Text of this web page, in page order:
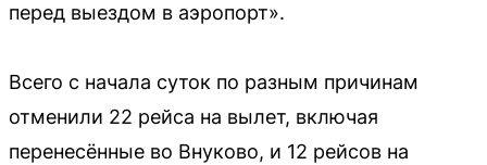
перед выездом в аэропорт».
Всего с начала суток по разным причинам
отменили 22 рейса на вылет, включая
перенесённые во Внуково, и 12 рейсов на